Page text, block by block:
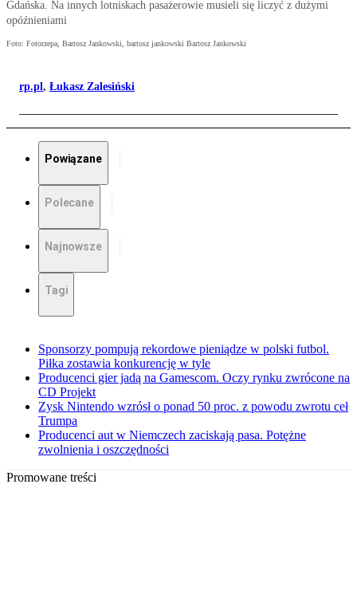
Gdańska. Na innych lotniskach pasażerowie musieli się liczyć z dużymi
opóźnieniami
Foto: Fotorzepa, Bartosz Jankowski, bartosz jankowski Bartosz Jankowski
rp.pl, Łukasz Zalesiński
Powiązane
Polecane
Najnowsze
Tagi
Sponsorzy pompują rekordowe pieniądze w polski futbol.
Piłka zostawia konkurencję w tyle
Producenci gier jadą na Gamescom. Oczy rynku zwrócone na
CD Projekt
Zysk Nintendo wzrósł o ponad 50 proc. z powodu zwrotu ceł
Trumpa
Producenci aut w Niemczech zaciskają pasa. Potężne
zwolnienia i oszczędności
Promowane treści